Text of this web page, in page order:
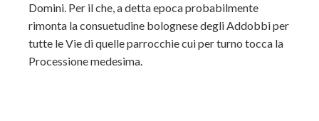
Domini. Per il che, a detta epoca probabilmente
rimonta la consuetudine bolognese degli Addobbi per
tutte le Vie di quelle parrocchie cui per turno tocca la
Processione medesima.